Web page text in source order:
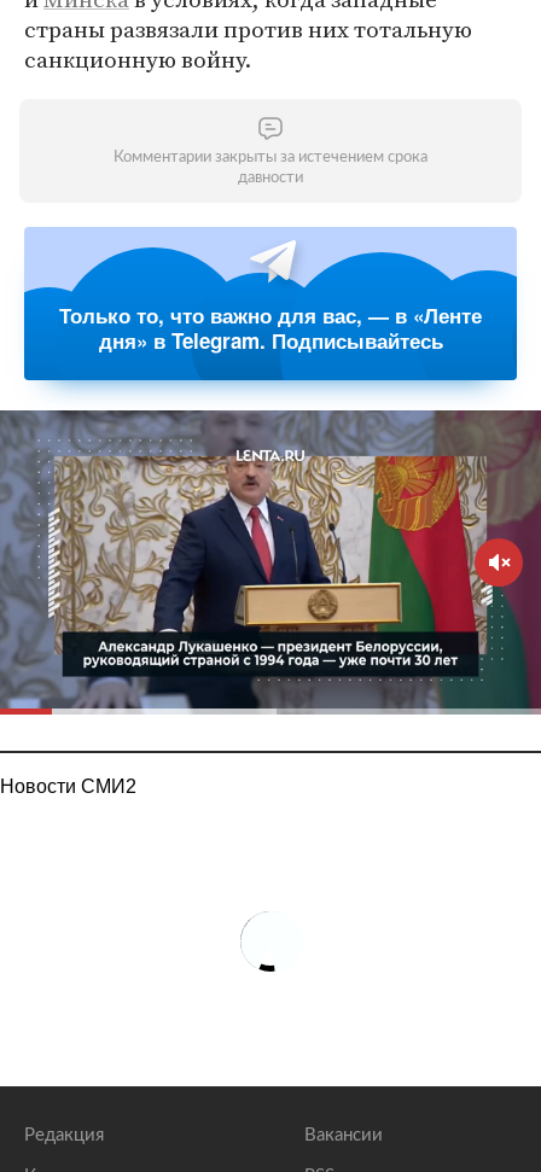
страны развязали против них тотальную
санкционную войну.
Комментарии закрыты за истечением срока
давности
Только то, что важно для вас, — в «Ленте
дня» в Telegram. Подписывайтесь
Новости СМИ2
Редакция Вакансии